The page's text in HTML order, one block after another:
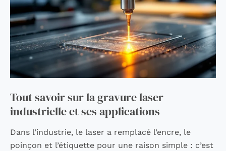
Tout savoir sur la gravure laser
industrielle et ses applications
Dans l’industrie, le laser a remplacé l’encre, le
poinçon et l’étiquette pour une raison simple : c’est
industrielle
et
ses
applications